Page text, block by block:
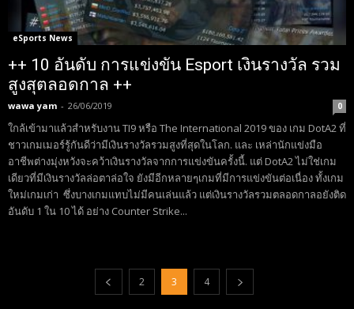
eSports News
++ 10 อันดับ การแข่งขัน Esport เงินรางวัล รวม
สูงสุตลอดกาล ++
wawa yam - 26/06/2019 0
ใกล้เข้ามาแล้วสำหรับงาน TI9 หรือ The International 2019 ของ เกม DotA2 ที่
ชาวเกมเมอร์รู้กันดีว่ามีเงินรางวัลรวมสูงที่สุดในโลก. และ เหล่านักแข่งมือ
อาชีพต่างมุ่งหวังจะคว้าเงินรางวัลจากการแข่งขันครั้งนี้. แต่ DotA2 ไม่ใช่เกม
เดียวที่มีเงินรางวัลล่อตาล่อใจ ยังมีอีกหลายๆเกมที่มีการแข่งขันต่อเนื่อง ทั้งเกม
ใหม่เกมเก่า ซึ่งบางเกมแทบไม่มีคนเล่นแล้ว แต่เงินรางวัลรวมตลอดกาลอยังติด
อันดับ 1 ใน 10 ได้ อย่าง Counter Strike...
2 3 4